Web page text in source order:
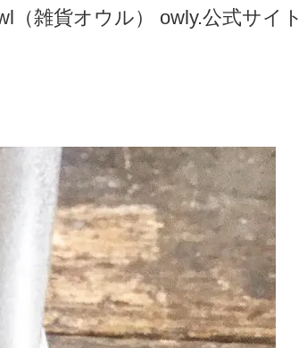
（雑貨オウル） owly.公式サイト